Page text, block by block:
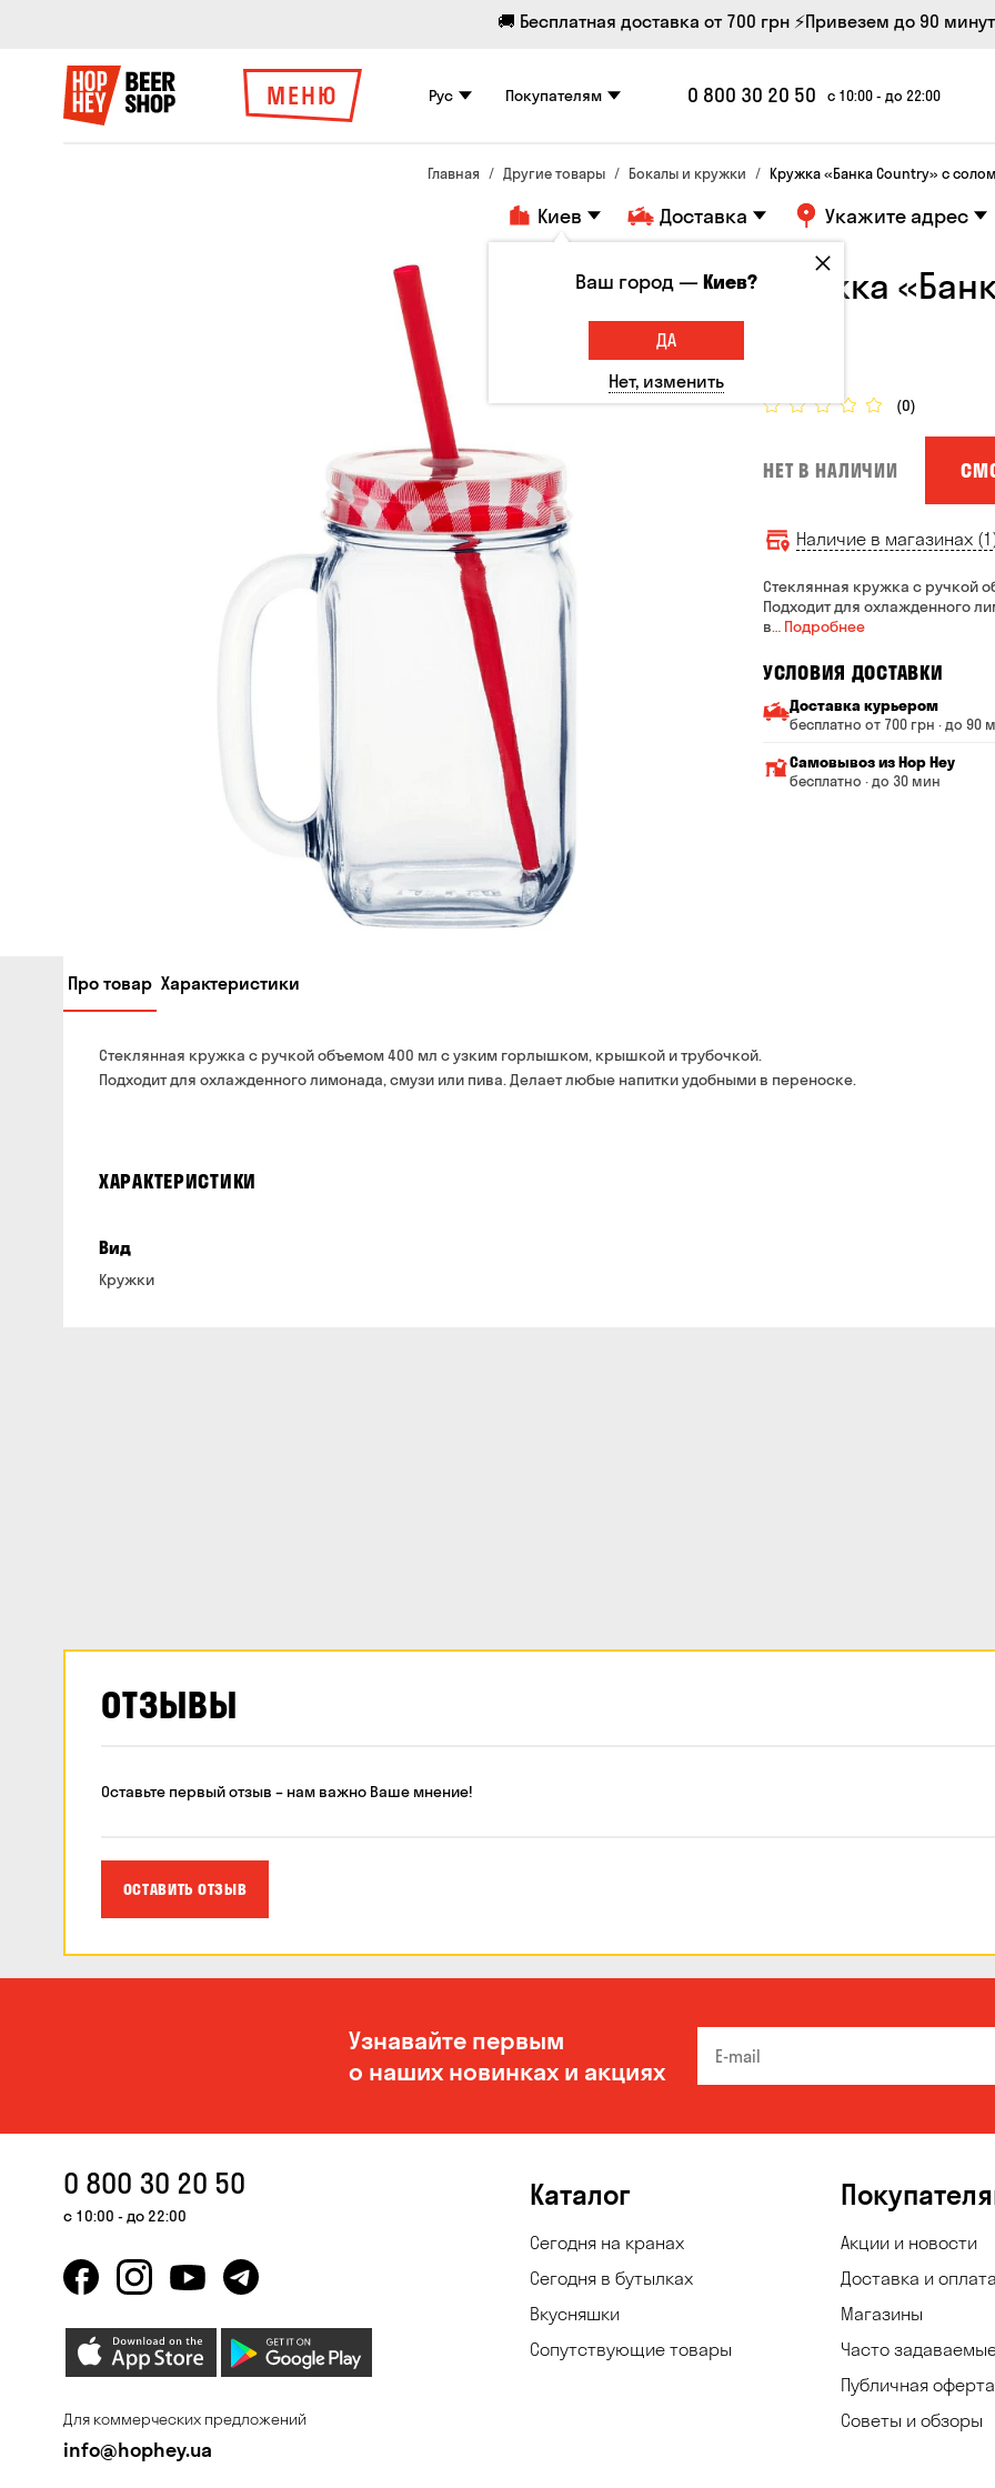
🚚 Бесплатная доставка от 700 грн ⚡Привезем до 90 минут
МЕНЮ Рус Покупателям 0 800 30 20 50 с 10:00 - до 22:00
Главная Другие товары Бокалы и кружки Кружка «Банка Country» с
Киев Доставка Укажите адрес
Кружка
(0)
НЕТ В НАЛИЧИИ
Наличие в магазинах
Стеклянная кружка с ручкой
Подходит для охлажденного
в… Подробнее
УСЛОВИЯ ДОСТАВКИ
Доставка курьером
бесплатно от 700 грн · до 90
Минимальная сумма
Стоимость доставки
Самовывоз из Hop Hey
бесплатно · до 30 мин
Про товар Характеристики
Стеклянная кружка с ручкой объемом 400 мл с узким горлышком, крышкой и трубочкой.
Подходит для охлажденного лимонада, смузи или пива. Делает любые напитки удобными в переноске.
ХАРАКТЕРИСТИКИ
Вид
Кружки
ОТЗЫВЫ
Оставьте первый отзыв – нам важно Ваше мнение!
ОСТАВИТЬ ОТЗЫВ
Узнавайте первым
о наших новинках и акциях
0 800 30 20 50
с 10:00 - до 22:00
Для коммерческих предложений
info@hophey.ua
Каталог
Сегодня на кранах
Сегодня в бутылках
Вкусняшки
Сопутствующие товары
Акции и новости
Доставка и оплата
Магазины
Часто
Публичная оферта
Советы и обзоры
Ваш город —Киев?
ДА
Нет, изменить